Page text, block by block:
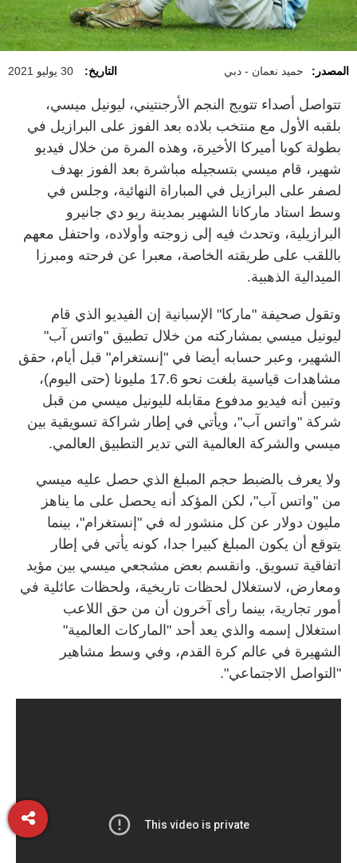
المصدر: حميد نعمان - دبي التاريخ: 30 يوليو 2021
تتواصل أصداء تتويج النجم الأرجنتيني، ليونيل ميسي،
بلقبه الأول مع منتخب بلاده بعد الفوز على البرازيل في
بطولة كوبا أميركا الأخيرة، وهذه المرة من خلال فيديو
شهير، قام ميسي بتسجيله مباشرة بعد الفوز بهدف
لصفر على البرازيل في المباراة النهائية، وجلس في
وسط استاد ماركانا الشهير بمدينة ريو دي جانيرو
البرازيلية، وتحدث فيه إلى زوجته وأولاده، واحتفل معهم
باللقب على طريقته الخاصة، معبرا عن فرحته ومبرزا
الميدالية الذهبية.
وتقول صحيفة "ماركا" الإسبانية إن الفيديو الذي قام
ليونيل ميسي بمشاركته من خلال تطبيق "واتس آب"
الشهير، وعبر حسابه أيضا في "إنستغرام" قبل أيام، حقق
مشاهدات قياسية بلغت نحو 17.6 مليونا (حتى اليوم)،
وتبين أنه فيديو مدفوع مقابله لليونيل ميسي من قبل
شركة "واتس آب"، ويأتي في إطار شراكة تسويقية بين
ميسي والشركة العالمية التي تدير التطبيق العالمي.
ولا يعرف بالضبط حجم المبلغ الذي حصل عليه ميسي
من "واتس آب"، لكن المؤكد أنه يحصل على ما يناهز
مليون دولار عن كل منشور له في "إنستغرام"، بينما
يتوقع أن يكون المبلغ كبيرا جدا، كونه يأتي في إطار
اتفاقية تسويق. وانقسم بعض مشجعي ميسي بين مؤيد
ومعارض، لاستغلال لحظات تاريخية، ولحظات عائلية في
أمور تجارية، بينما رأى آخرون أن من حق اللاعب
استغلال إسمه والذي يعد أحد "الماركات العالمية"
الشهيرة في عالم كرة القدم، وفي وسط مشاهير
"التواصل الاجتماعي".